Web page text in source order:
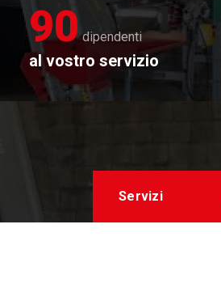
90 dipendenti
al vostro servizio
Servizi